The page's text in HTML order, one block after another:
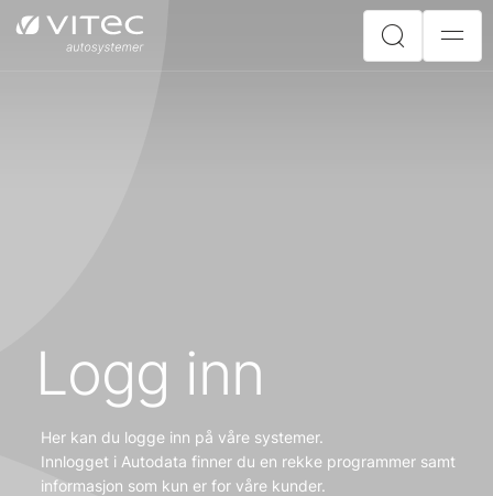
Logg inn
Her kan du logge inn på våre systemer.
Innlogget i Autodata finner du en rekke programmer samt
informasjon som kun er for våre kunder.